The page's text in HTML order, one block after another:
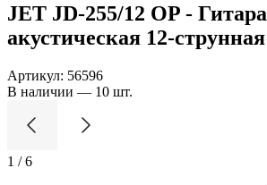
JET JD-255/12 OP - Гитара
акустическая 12-струнная
Артикул: 56596
В наличии — 10 шт.
1 /6